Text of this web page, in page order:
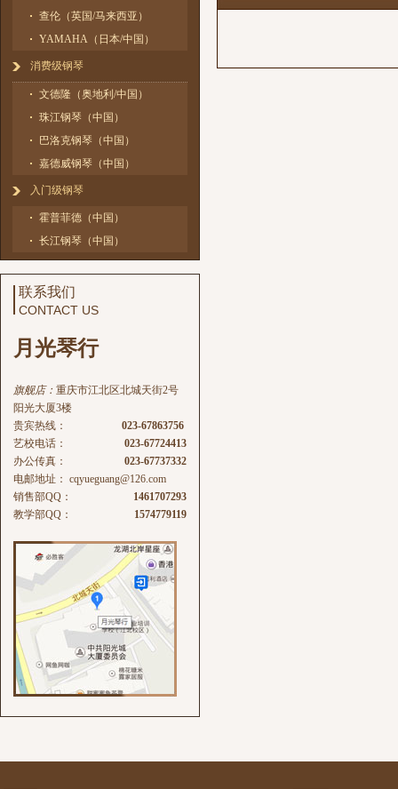
查伦（英国/马来西亚）
YAMAHA（日本/中国）
消费级钢琴
文德隆（奥地利/中国）
珠江钢琴（中国）
巴洛克钢琴（中国）
嘉德威钢琴（中国）
入门级钢琴
霍普菲德（中国）
长江钢琴（中国）
联系我们
CONTACT US
月光琴行
旗舰店： 重庆市江北区北城天街2号
阳光大厦3楼
贵宾热线：
023-67863756
艺校电话：
023-67724413
办公传真：
023-67737332
电邮地址： cqyueguang@126.com
销售部QQ：
1461707293
教学部QQ：
1574779119